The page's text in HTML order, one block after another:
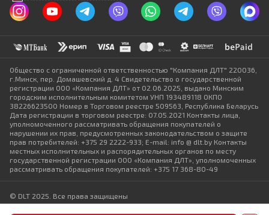
Общество с ограниченной ответственностью "Компания ДЛТ" 220036,
г.Минск, пер. Домашевский д. 4 Свидетельство о государственной
регистрации ООО «Компания ДЛТ» от 02.06.2025, выдано Минским
городским исполнительным комитетом УНП 193489118 ОКПО
38226623500 Номер в Торговом реестре 509563, Республика Беларусь
Дата регистрации в торговом реестре: 07.05.2021 Контакты лица,
уполномоченного рассматривать обращения покупателей о
нарушении их прав, предусмотренных законодательством о защите
прав потребителей: +375 29 2222-933; E-mail: info @ dlt.by Контакты
местных исполнительных и распорядительных органов по месту
государственной регистрации ООО «Компания ДЛТ», уполномоченных
рассматривать обращения покупателей: +375 17 368-80-49
© DLT 2025. Все права защищены
Политика конфиденциальности